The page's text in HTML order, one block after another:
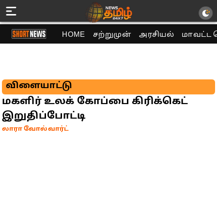
HOME சற்றுமுன் அரசியல் மாவட்ட
விளையாட்டு
மகளிர் உலக் கோப்பை கிரிக்கெட்
இறுதிப்போட்டி
லாரா வோல்வார்ட்